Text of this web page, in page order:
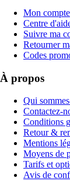
Mon compte
Centre
Suivre ma
Retourner
Codes
À propos
Qui
Contactez-
Conditions
Retour &
Mentions
Moyens de
Tarifs et
Avis de